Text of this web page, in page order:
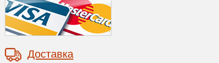
Доставка